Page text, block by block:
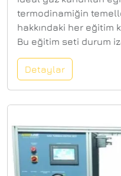
termodinamiğin
hakkındaki her eğitim
Bu eğitim seti durum
zamanda sabit
Tanklar, durum
şekilde kapatılmış
kullanılarak azaltılır
durum değişikliği ile
zamanda bir vakum
Değişiklikler yavaşça
Detaylar